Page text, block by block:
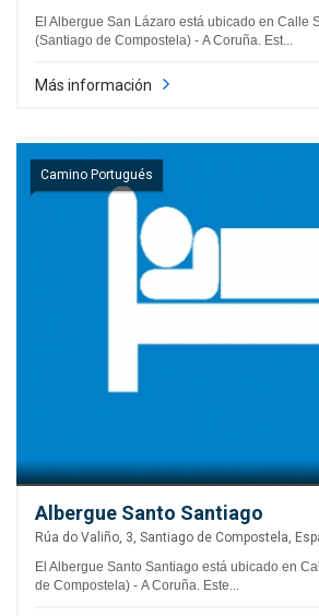
El Albergue San Lázaro está ubicado en Calle
(Santiago de Compostela) - A Coruña. Est...
Más información
Camino Portugués
Albergue Santo Santiago
Rúa do Valiño, 3, Santiago de Compostela,
El Albergue Santo Santiago está ubicado en
de Compostela) - A Coruña. Este...